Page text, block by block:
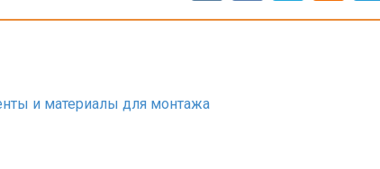
и материалы для монтажа